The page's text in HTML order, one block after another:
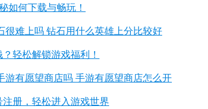
如何下载与畅玩！
很难上吗 钻石用什么英雄上分比较好
轻松解锁游戏福利！
游有愿望商店吗 手游有愿望商店怎么开
册，轻松进入游戏世界